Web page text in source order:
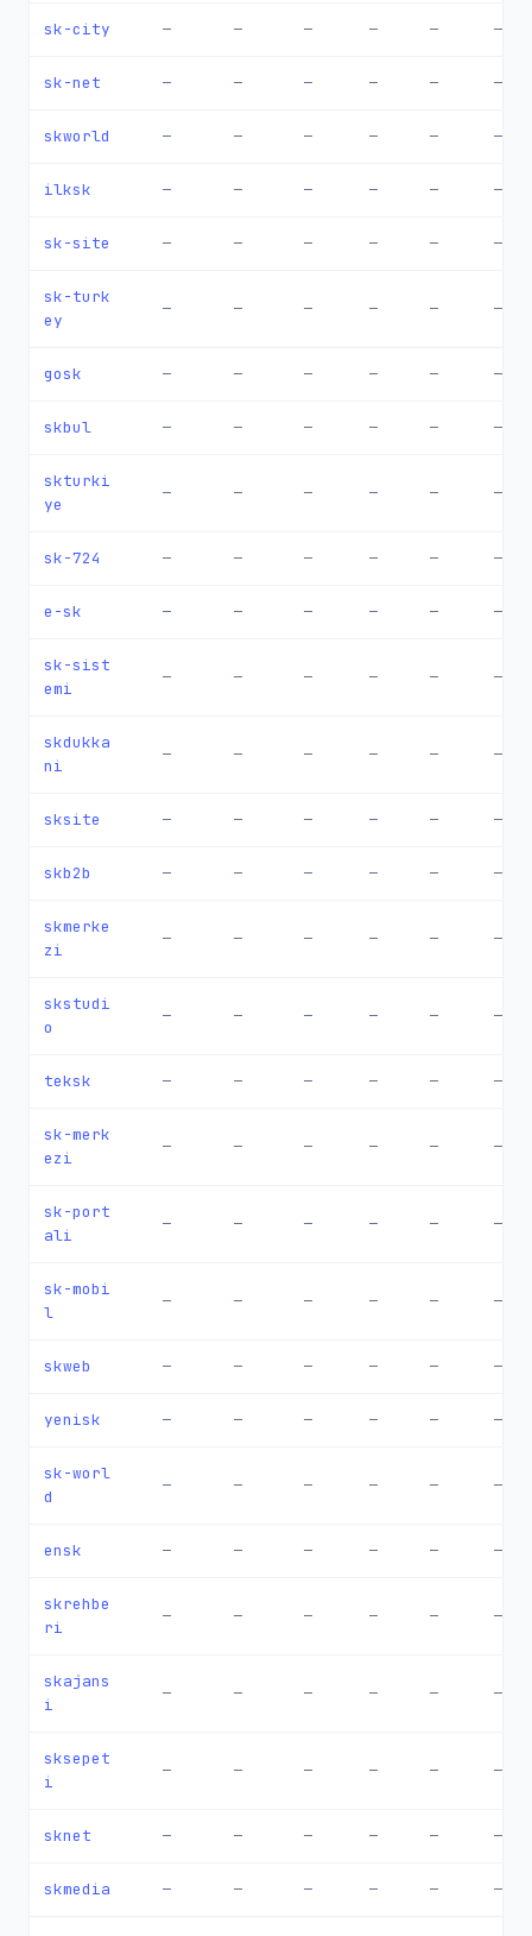
sk-city — — — — — —
sk-net — — — — — —
skworld — — — — — —
ilksk — — — — — —
sk-site — — — — — —
sk-turk
ey
— — — — — —
gosk — — — — — —
skbul — — — — — —
skturki
ye
— — — — — —
sk-724 — — — — — —
e-sk — — — — — —
sk-sist
emi
— — — — — —
skdukka
ni
— — — — — —
sksite — — — — — —
skb2b — — — — — —
skmerke
zi
— — — — — —
skstudi
o
— — — — — —
teksk — — — — — —
sk-merk
ezi
— — — — — —
sk-port
ali
— — — — — —
sk-mobi
l
— — — — — —
skweb — — — — — —
yenisk — — — — — —
sk-worl
d
— — — — — —
ensk — — — — — —
skrehbe
ri
— — — — — —
skajans
i
— — — — — —
sksepet
i
— — — — — —
sknet — — — — — —
skmedia — — — — — —